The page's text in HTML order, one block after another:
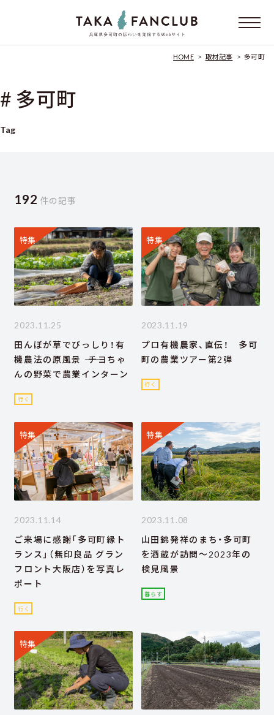
HOME > 取材記事 > 多可町
# 多可町
Tag
192 件の記事
特集
2023.11.25
田んぼが草でびっしり！有
機農法の原風景 ―― チヨちゃ
んの野菜で農業インターン
行く
特集
2023.11.19
プロ有機農家、直伝！ 多可
町の農業ツアー第2弾
行く
特集
2023.11.14
ご来場に感謝「多可町縁ト
ランス」（無印良品 グラン
フロント大阪店）を写真レ
ポート
行く
特集
2023.11.08
山田錦発祥のまち・多可町
を酒蔵が訪問～2023年の
検見風景
暮らす
特集